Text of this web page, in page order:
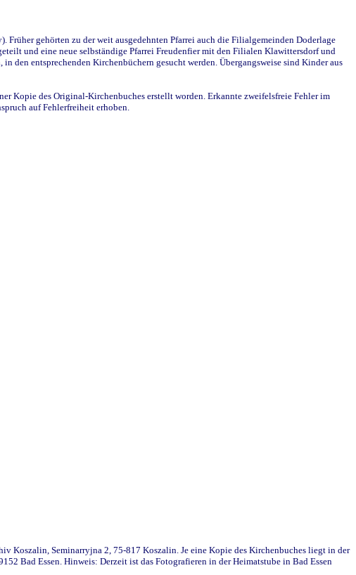
gehörten zu der weit ausgedehnten Pfarrei auch die Filialgemeinden Doderlage
und eine neue selbständige Pfarrei Freudenfier mit den Filialen Klawittersdorf und
entsprechenden Kirchenbüchern gesucht werden. Übergangsweise sind Kinder aus
Kopie des Original-Kirchenbuches erstellt worden. Erkannte zweifelsfreie Fehler im
auf Fehlerfreiheit erhoben.
Koszalin, Seminarryjna 2, 75-817 Koszalin. Je eine Kopie des Kirchenbuches liegt in der
Bad Essen. Hinweis: Derzeit ist das Fotografieren in der Heimatstube in Bad Essen